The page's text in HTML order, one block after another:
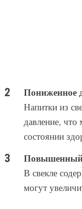
Пониженное
Напитки из
давление, что
состоянии
Повышенный
В свекле
могут